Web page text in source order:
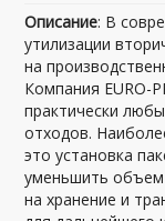
Описание: В
утилизации
на
Компания EURO-
практически
отходов.
это установка
уменьшить объем
на хранение и